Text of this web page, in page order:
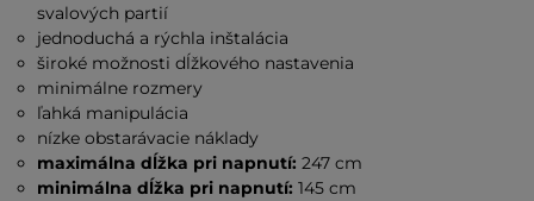
svalových partií
jednoduchá a rýchla inštalácia
široké možnosti dĺžkového nastavenia
minimálne rozmery
ľahká manipulácia
nízke obstarávacie náklady
maximálna dĺžka pri napnutí: 247 cm
minimálna dĺžka pri napnutí: 145 cm